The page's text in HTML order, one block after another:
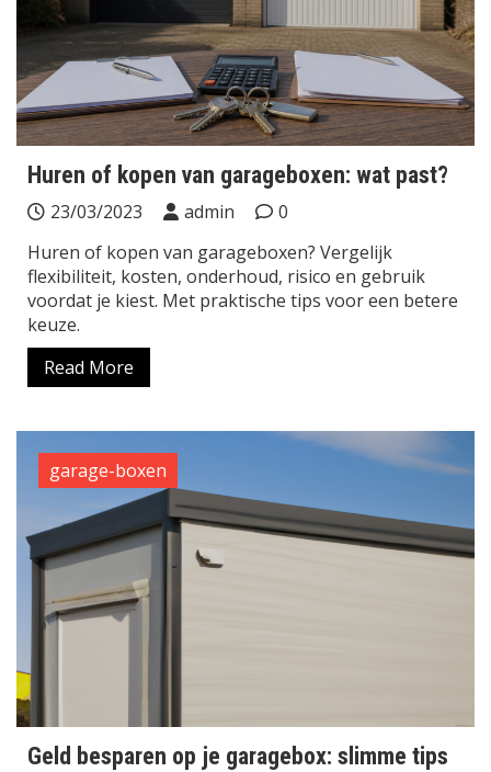
Huren of kopen van garageboxen: wat past?
23/03/2023 admin
0
Huren of kopen van garageboxen? Vergelijk
flexibiliteit, kosten, onderhoud, risico en gebruik
voordat je kiest. Met praktische tips voor een betere
keuze.
Read More
garage-boxen
Geld besparen op je garagebox: slimme tips